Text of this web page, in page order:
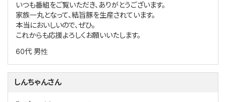
いつも番組をご覧いただき、ありがとうございます。
家族一丸となって、結旨豚を生産されています。
本当においしいので、ぜひ。
これからも応援よろしくお願いいたします。
60代 男性
しんちゃんさん